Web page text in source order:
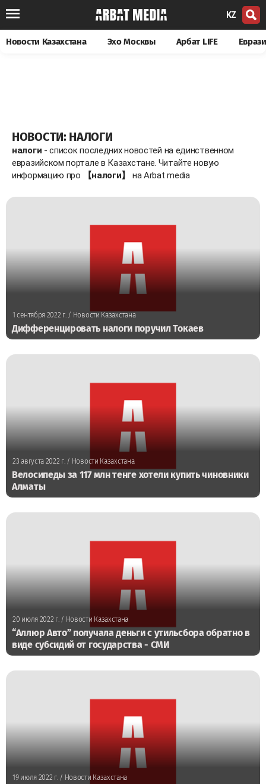
KZ
Новости Казахстана Эхо Москвы Арбат LIFE
НОВОСТИ: НАЛОГИ
налоги - список последних новостей на единственном
евразийском портале в Казахстане. Читайте новую
информацию про
【налоги】 на Arbat media
1 сентября 2022 г./ Новости Казахстана
Дифференцировать налоги поручил Токаев
23 августа 2022 г./ Новости Казахстана
Велосипеды за 117 млн тенге хотели купить чиновники
Алматы
20 июля 2022 г./ Новости Казахстана
“Аллюр Авто” получала деньги с утильсбора обратно в
виде субсидий от государства - СМИ
19 июля 2022 г. / Новости Казахстана